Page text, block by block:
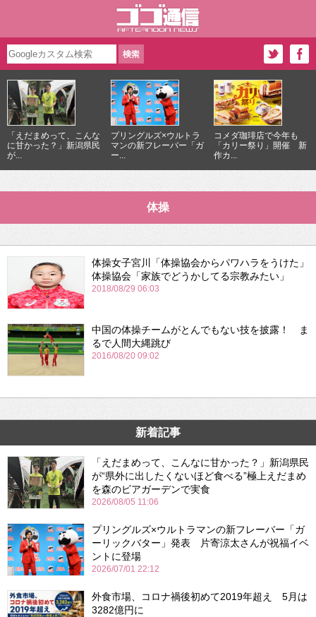
「えだまめって、こんな
に甘かった？」新潟県民
が...
プリングルズ×ウルトラ
マンの新フレーバー「ガ
ー...
コメダ珈琲店で今年も
「カリー祭り」開催 新
作カ...
体操
体操女子宮川「体操協会からパワハラをうけた」
体操協会「家族でどうかしてる宗教みたい」
2018/08/29 06:03
中国の体操チームがとんでもない技を披露！ ま
るで人間大縄跳び
2016/08/20 09:02
新着記事
「えだまめって、こんなに甘かった？」新潟県民
が“県外に出したくないほど食べる”極上えだまめ
を森のビアガーデンで実食
2026/08/05 11:06
プリングルズ×ウルトラマンの新フレーバー「ガ
ーリックバター」発表 片寄涼太さんが祝福イベ
ントに登場
2026/07/01 22:12
外食市場、コロナ禍後初めて2019年超え 5月は
3282億円に